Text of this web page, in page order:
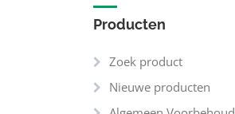
Producten
Zoek product
Nieuwe producten